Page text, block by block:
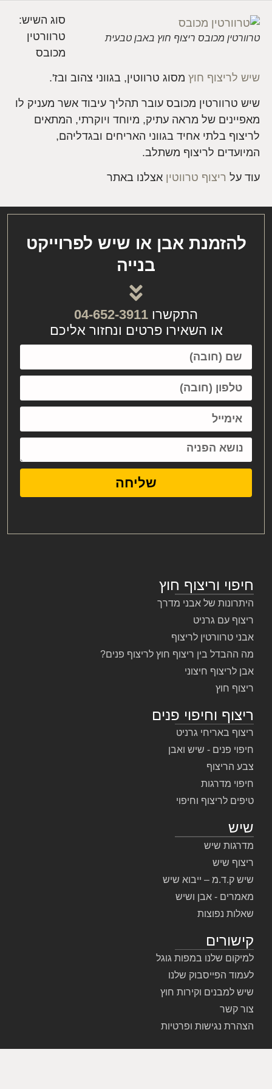
טרוורטין מכובס ריצוף חוץ באבן טבעית
סוג השיש:
טרוורטין
מכובס
שיש לריצוף חוץ מסוג טרווטין, בגווני צהוב ובז'.
שיש טרוורטין מכובס עובר תהליך עיבוד אשר מעניק לו
מאפיינים של מראה עתיק, מיוחד ויוקרתי, המתאים
לריצוף בלתי אחיד בגווני האריחים ובגדליהם,
המיועדים לריצוף משתלב.
עוד על ריצוף טרווטין אצלנו באתר
להזמנת אבן או שיש לפרוייקט
בנייה
התקשרו 04-652-3911
או השאירו פרטים ונחזור אליכם
שליחה
חיפוי וריצוף חוץ
היתרונות של אבני מדרך
ריצוף עם גרניט
אבני טרוורטין לריצוף
מה ההבדל בין ריצוף חוץ לריצוף פנים?
אבן לריצוף חיצוני
ריצוף חוץ
ריצוף וחיפוי פנים
ריצוף באריחי גרניט
חיפוי פנים - שיש ואבן
צבע הריצוף
חיפוי מדרגות
טיפים לריצוף וחיפוי
שיש
מדרגות שיש
ריצוף שיש
שיש ק.ד.מ – ייבוא שיש
מאמרים - אבן ושיש
שאלות נפוצות
קישורים
למיקום שלנו במפות גוגל
לעמוד הפייסבוק שלנו
שיש למבנים וקירות חוץ
צור קשר
הצהרת נגישות ופרטיות